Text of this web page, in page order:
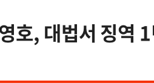
호, 대법서 징역